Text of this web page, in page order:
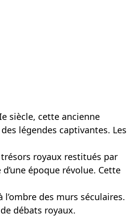
siècle, cette ancienne
légendes captivantes. Les
royaux restitués par
époque révolue. Cette
des murs séculaires.
débats royaux.